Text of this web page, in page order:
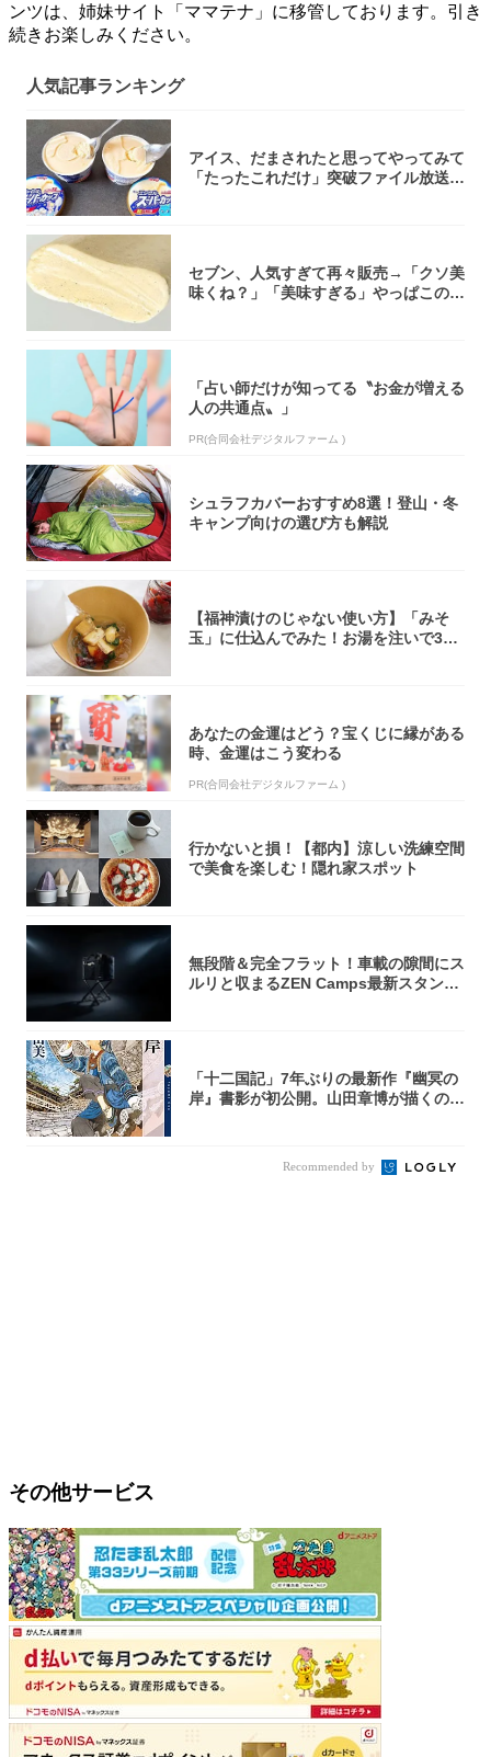
ンツは、姉妹サイト「ママテナ」に移管しております。引き
続きお楽しみください。
人気記事ランキング
アイス、だまされたと思ってやってみて
「たったこれだけ」突破ファイル放送で
セブン、人気すぎて再々販売→「クソ美
味くね？」「美味すぎる」やっぱこのク
「占い師だけが知ってる〝お金が増える
人の共通点〟」
PR(合同会社デジタルファーム )
シュラフカバーおすすめ8選！登山・冬
キャンプ向けの選び方も解説
【福神漬けのじゃない使い方】「みそ
玉」に仕込んでみた！お湯を注いで30
あなたの金運はどう？宝くじに縁がある
時、金運はこう変わる
PR(合同会社デジタルファーム )
行かないと損！【都内】涼しい洗練空間
で美食を楽しむ！隠れ家スポット
無段階＆完全フラット！車載の隙間にス
ルリと収まるZEN Camps最新スタンド
「十二国記」7年ぶりの最新作『幽冥の
岸』書影が初公開。山田章博が描くのは
Recommended by
その他サービス